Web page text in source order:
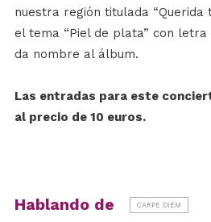
nuestra región titulada “Querida
el tema “Piel de plata” con letra
da nombre al álbum.
Las entradas para este
al precio de 10 euros.
Hablando de CARPE DIEM